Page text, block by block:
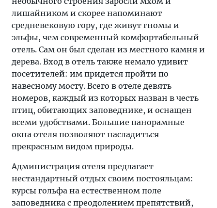
лишайником и скорее напоминают
средневековую гору, где живут гномы и
эльфы, чем современный комфортабельный
отель. Сам он был сделан из местного камня и
дерева. Вход в отель также немало удивит
посетителей: им придется пройти по
навесному мосту. Всего в отеле девять
номеров, каждый из которых назван в честь
птиц, обитающих заповеднике, и оснащен
всеми удобствами. Большие панорамные
окна отеля позволяют насладиться
прекрасным видом природы.
Администрация отеля предлагает
нестандартный отдых своим постояльцам:
курсы гольфа на естественном поле
заповедника с преодолением препятствий,